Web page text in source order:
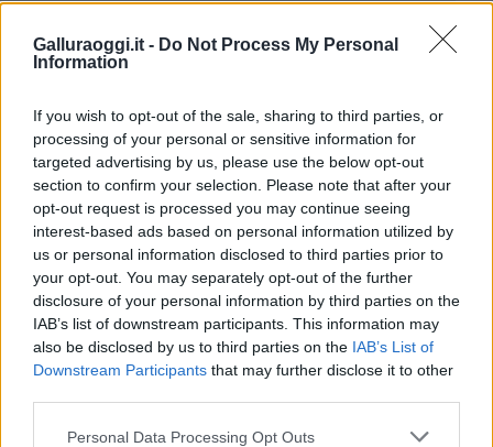
Galluraoggi.it - Do Not Process My Personal
Information
If you wish to opt-out of the sale, sharing to third parties, or
processing of your personal or sensitive information for
targeted advertising by us, please use the below opt-out
section to confirm your selection. Please note that after your
opt-out request is processed you may continue seeing
interest-based ads based on personal information utilized by
us or personal information disclosed to third parties prior to
your opt-out. You may separately opt-out of the further
disclosure of your personal information by third parties on the
IAB’s list of downstream participants. This information may
also be disclosed by us to third parties on the IAB’s List of
Downstream Participants that may further disclose it to other
Please note that this website/app uses one or more Google
Personal Data Processing Opt Outs